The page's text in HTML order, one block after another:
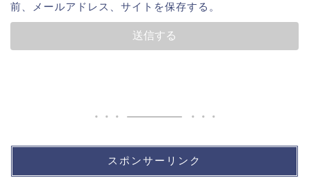
前、メールアドレス、サイトを保存する。
スポンサーリンク